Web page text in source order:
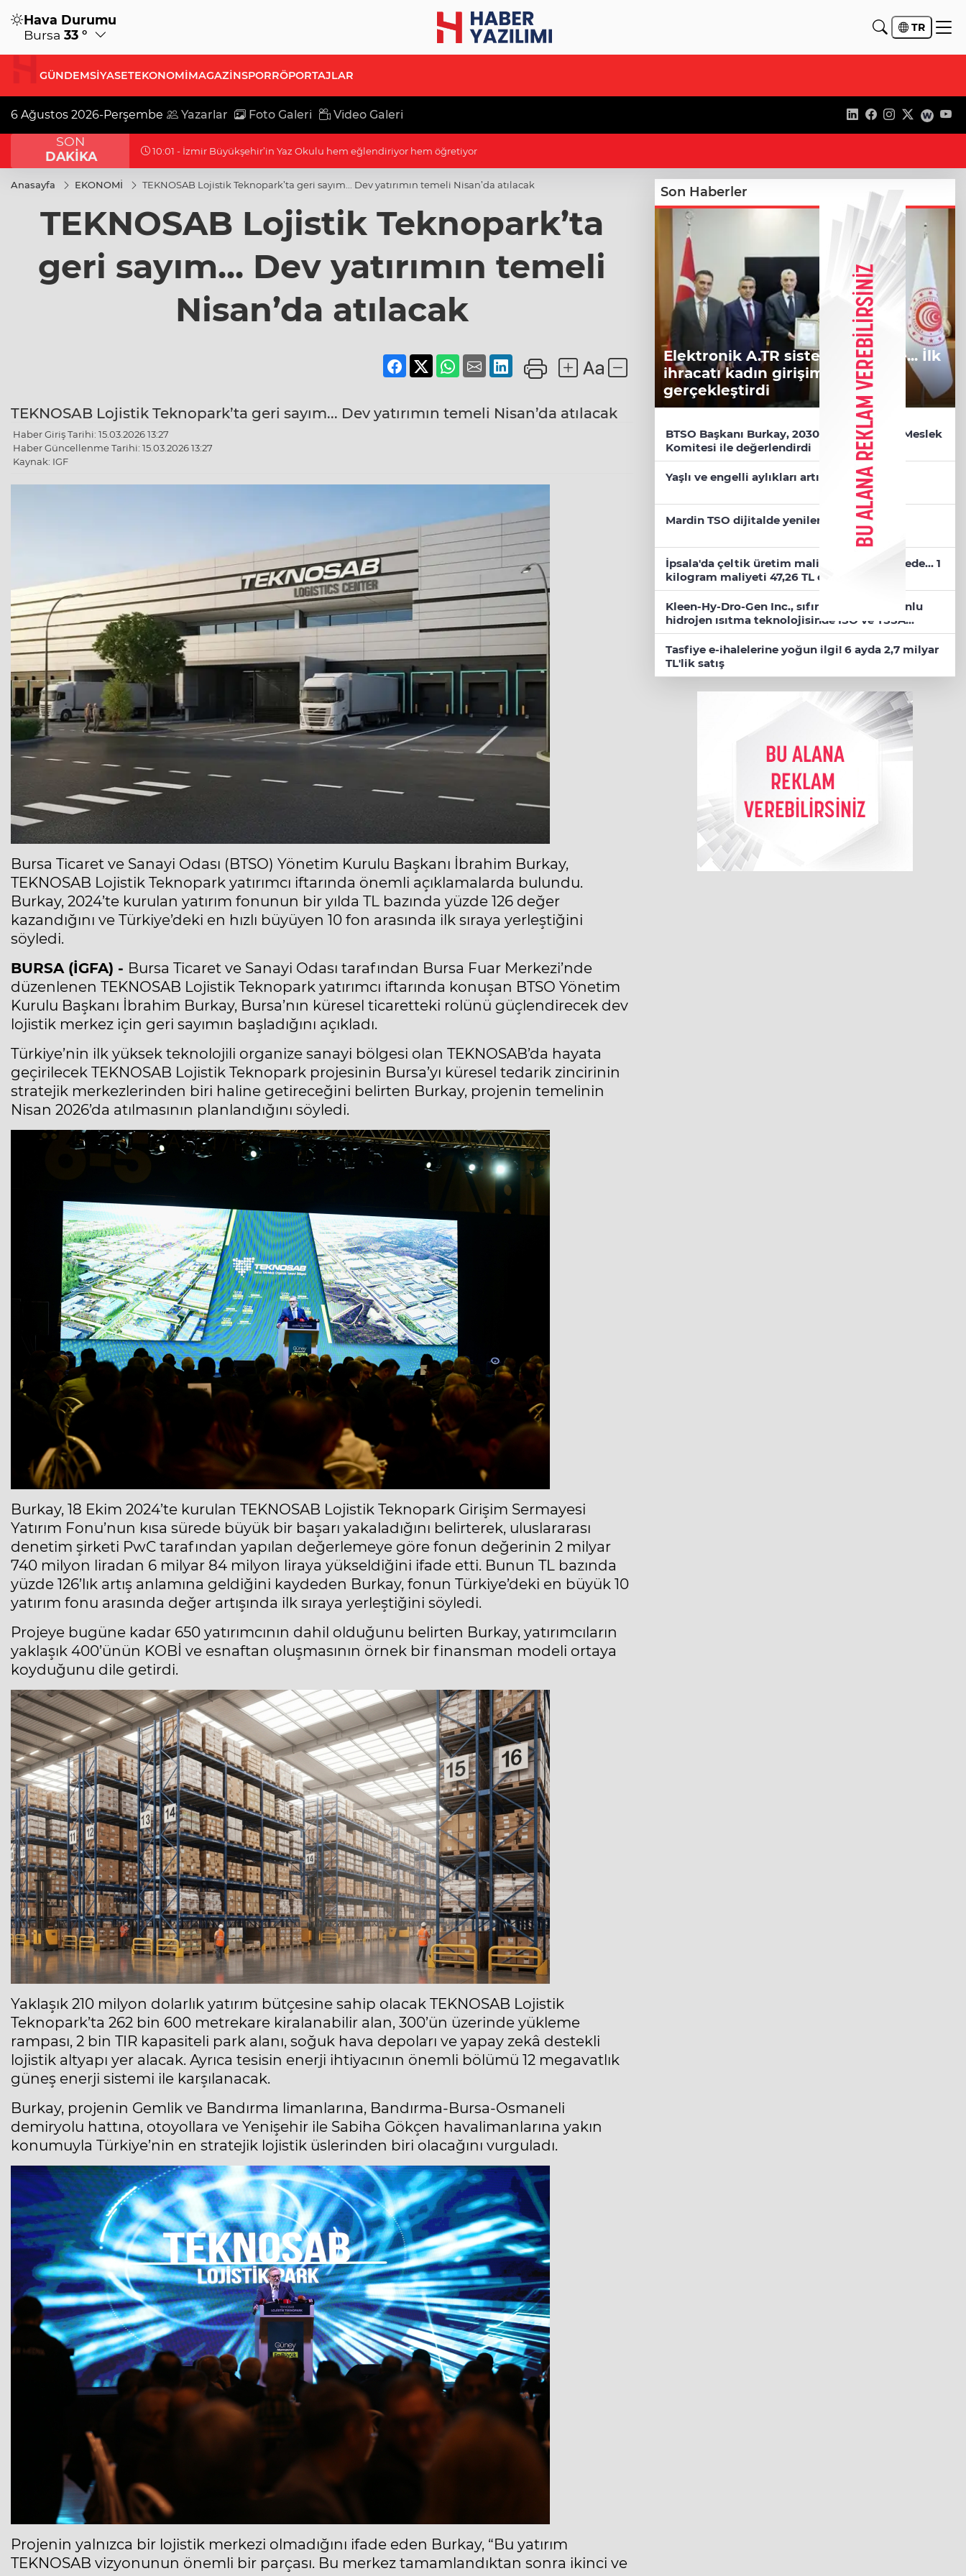
Hava Durumu
Bursa 33 ° TR
GÜNDEMSİYASETEKONOMİMAGAZİNSPORRÖPORTAJLAR
6 Ağustos 2026-Perşembe Yazarlar Foto Galeri Video Galeri
SON
DAKİKA
10:01 - İzmir Büyükşehir’in Yaz Okulu hem eğlendiriyor hem öğretiyor
Anasayfa EKONOMİ TEKNOSAB Lojistik Teknopark’ta geri sayım... Dev yatırımın temeli Nisan’da atılacak
TEKNOSAB Lojistik Teknopark’ta
geri sayım... Dev yatırımın temeli
Nisan’da atılacak
TEKNOSAB Lojistik Teknopark’ta geri sayım... Dev yatırımın temeli Nisan’da atılacak
Haber Giriş Tarihi: 15.03.2026 13:27
Haber Güncellenme Tarihi: 15.03.2026 13:27
Kaynak: IGF
Bursa Ticaret ve Sanayi Odası (BTSO) Yönetim Kurulu Başkanı İbrahim Burkay,
TEKNOSAB Lojistik Teknopark yatırımcı iftarında önemli açıklamalarda bulundu.
Burkay, 2024’te kurulan yatırım fonunun bir yılda TL bazında yüzde 126 değer
kazandığını ve Türkiye’deki en hızlı büyüyen 10 fon arasında ilk sıraya yerleştiğini
söyledi.
BURSA (İGFA) - Bursa Ticaret ve Sanayi Odası tarafından Bursa Fuar Merkezi’nde
düzenlenen TEKNOSAB Lojistik Teknopark yatırımcı iftarında konuşan BTSO Yönetim
Kurulu Başkanı İbrahim Burkay, Bursa’nın küresel ticaretteki rolünü güçlendirecek dev
lojistik merkez için geri sayımın başladığını açıkladı.
Türkiye’nin ilk yüksek teknolojili organize sanayi bölgesi olan TEKNOSAB’da hayata
geçirilecek TEKNOSAB Lojistik Teknopark projesinin Bursa’yı küresel tedarik zincirinin
stratejik merkezlerinden biri haline getireceğini belirten Burkay, projenin temelinin
Nisan 2026’da atılmasının planlandığını söyledi.
Burkay, 18 Ekim 2024’te kurulan TEKNOSAB Lojistik Teknopark Girişim Sermayesi
Yatırım Fonu’nun kısa sürede büyük bir başarı yakaladığını belirterek, uluslararası
denetim şirketi PwC tarafından yapılan değerlemeye göre fonun değerinin 2 milyar
740 milyon liradan 6 milyar 84 milyon liraya yükseldiğini ifade etti. Bunun TL bazında
yüzde 126’lık artış anlamına geldiğini kaydeden Burkay, fonun Türkiye’deki en büyük 10
yatırım fonu arasında değer artışında ilk sıraya yerleştiğini söyledi.
Projeye bugüne kadar 650 yatırımcının dahil olduğunu belirten Burkay, yatırımcıların
yaklaşık 400’ünün KOBİ ve esnaftan oluşmasının örnek bir finansman modeli ortaya
koyduğunu dile getirdi.
Yaklaşık 210 milyon dolarlık yatırım bütçesine sahip olacak TEKNOSAB Lojistik
Teknopark’ta 262 bin 600 metrekare kiralanabilir alan, 300’ün üzerinde yükleme
rampası, 2 bin TIR kapasiteli park alanı, soğuk hava depoları ve yapay zekâ destekli
lojistik altyapı yer alacak. Ayrıca tesisin enerji ihtiyacının önemli bölümü 12 megavatlık
güneş enerji sistemi ile karşılanacak.
Burkay, projenin Gemlik ve Bandırma limanlarına, Bandırma-Bursa-Osmaneli
demiryolu hattına, otoyollara ve Yenişehir ile Sabiha Gökçen havalimanlarına yakın
konumuyla Türkiye’nin en stratejik lojistik üslerinden biri olacağını vurguladı.
Projenin yalnızca bir lojistik merkezi olmadığını ifade eden Burkay, “Bu yatırım
TEKNOSAB vizyonunun önemli bir parçası. Bu merkez tamamlandıktan sonra ikinci ve
Son Haberler
Elektronik A.TR sistemi devrede... İlk
ihracatı kadın girişimci
gerçekleştirdi
BTSO Başkanı Burkay, 2030 vizyonunu 62. Meslek
Komitesi ile değerlendirdi
Yaşlı ve engelli aylıkları artışlı hesaplarda
Mardin TSO dijitalde yenilendi
İpsala'da çeltik üretim maliyeti rekor seviyede... 1
kilogram maliyeti 47,26 TL oldu
Kleen-Hy-Dro-Gen Inc., sıfır karbon emisyonlu
hidrojen ısıtma teknolojisinde ISO ve TSSA
düzenleyici onaylarını aldı
Tasfiye e-ihalelerine yoğun ilgi! 6 ayda 2,7 milyar
TL'lik satış